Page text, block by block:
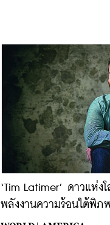
‘Tim Latimer’ ดาวแห่
พลังงานความร้อนใต้พิภพ